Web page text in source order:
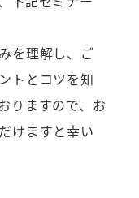
を理解し、ご
トとコツを知
りますので、お
けますと幸い